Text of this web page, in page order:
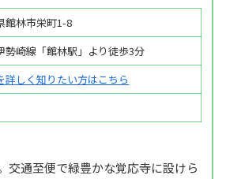
館林市栄町1-8
勢崎線「館林駅」より徒歩3分
詳しく知りたい方はこちら
交通至便で緑豊かな覚応寺に設けら